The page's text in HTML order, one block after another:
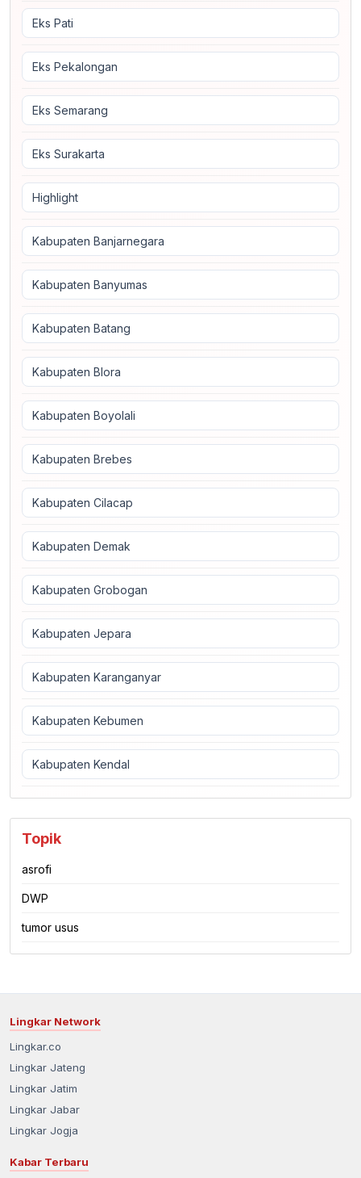
Eks Pati
Eks Pekalongan
Eks Semarang
Eks Surakarta
Highlight
Kabupaten Banjarnegara
Kabupaten Banyumas
Kabupaten Batang
Kabupaten Blora
Kabupaten Boyolali
Kabupaten Brebes
Kabupaten Cilacap
Kabupaten Demak
Kabupaten Grobogan
Kabupaten Jepara
Kabupaten Karanganyar
Kabupaten Kebumen
Kabupaten Kendal
Topik
asrofi
DWP
tumor usus
Lingkar Network
Lingkar.co
Lingkar Jateng
Lingkar Jatim
Lingkar Jabar
Lingkar Jogja
Kabar Terbaru